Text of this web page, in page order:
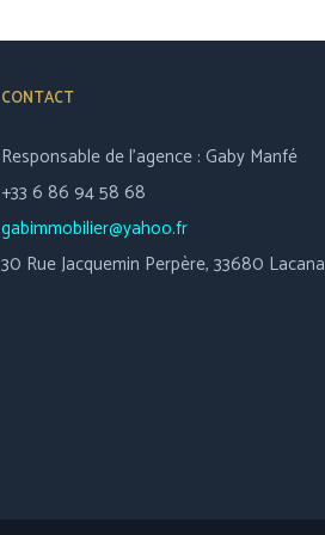
CONTACT
Responsable de l’agence : Gaby Manfé
+33 6 86 94 58 68
gabimmobilier@yahoo.fr
30 Rue Jacquemin Perpère, 33680